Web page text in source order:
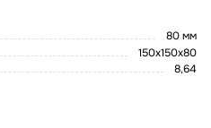
80 мм
150х150х80
8,64